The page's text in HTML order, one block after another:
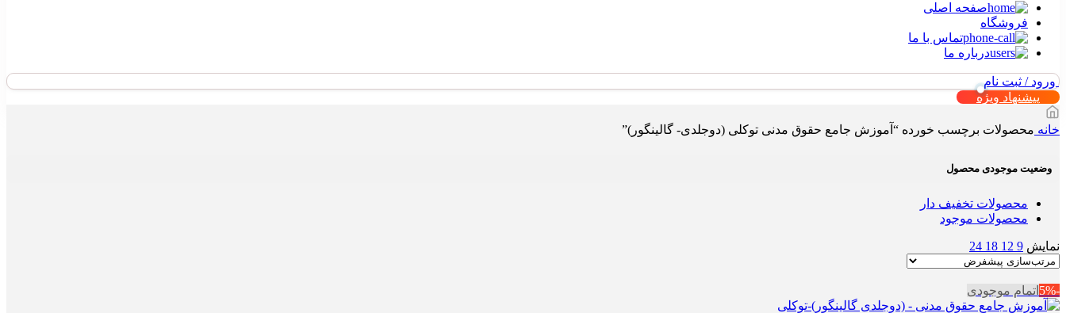
صفحه اصلی
فروشگاه
تماس با ما
درباره ما
ورود / ثبت نام
پیشنهاد ویژه
خانه محصولات برچسب خورده “آموزش جامع حقوق مدنی توکلی (دوجلدی- گالینگور)”
وضعیت موجودی محصول
محصولات تخفیف دار
محصولات موجود
نمایش 9
12
18
24
-5% اتمام موجودی